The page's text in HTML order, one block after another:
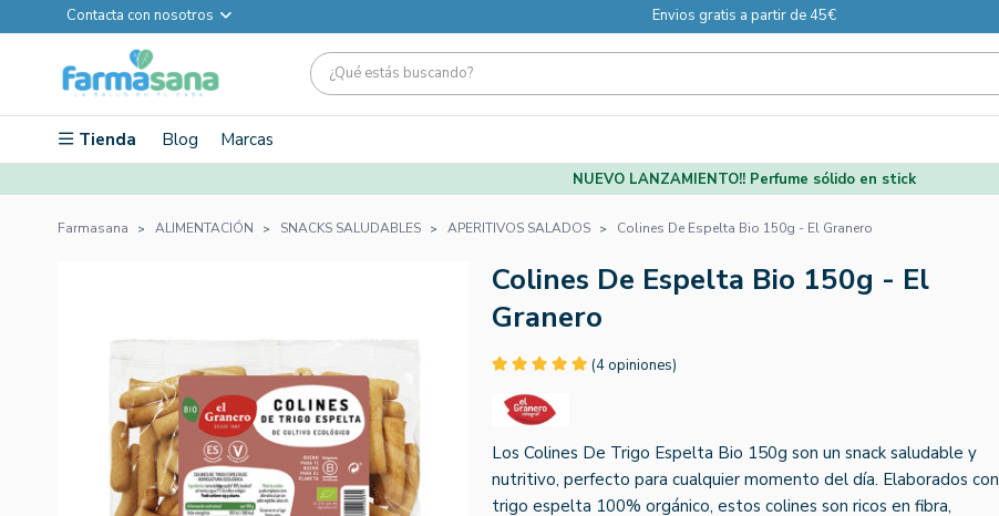
Contacta con nosotros Envios gratis a partir de 45€
Tienda Blog Marcas
NUEVO LANZAMIENTO!! Perfume sólido en stick
Farmasana ALIMENTACIÓN SNACKS SALUDABLES APERITIVOS SALADOS Colines De Espelta Bio 150g - El Granero
Colines De Espelta Bio 150g - El
Granero
(4 opiniones)
Los Colines De Trigo Espelta Bio 150g son un snack saludable y
nutritivo, perfecto para cualquier momento del día. Elaborados con
trigo espelta 100% orgánico, estos colines son ricos en fibra,